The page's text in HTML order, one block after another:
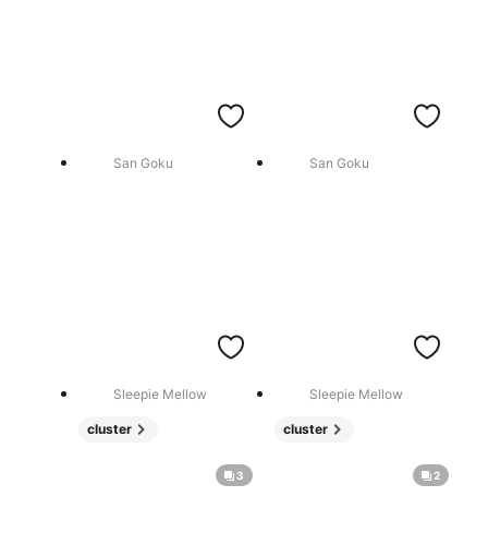
San Goku San Goku
Sleepie Mellow
cluster
Sleepie Mellow
cluster
3 2